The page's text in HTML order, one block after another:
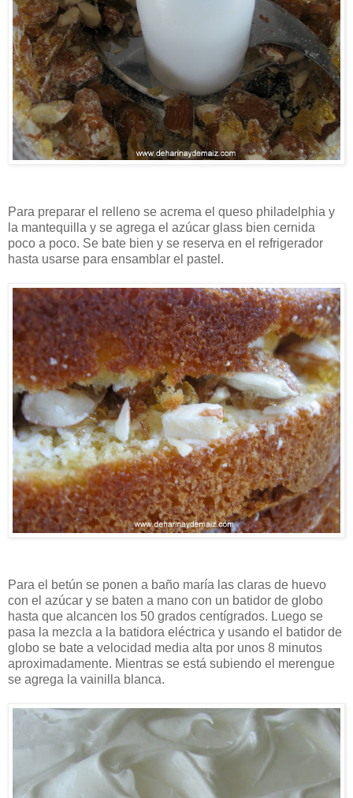
Para preparar el relleno se acrema el queso philadelphia y
la mantequilla y se agrega el azúcar glass bien cernida
poco a poco. Se bate bien y se reserva en el refrigerador
hasta usarse para ensamblar el pastel.
Para el betún se ponen a baño maría las claras de huevo
con el azúcar y se baten a mano con un batidor de globo
hasta que alcancen los 50 grados centígrados. Luego se
pasa la mezcla a la batidora eléctrica y usando el batidor de
globo se bate a velocidad media alta por unos 8 minutos
aproximadamente. Mientras se está subiendo el merengue
se agrega la vainilla blanca.